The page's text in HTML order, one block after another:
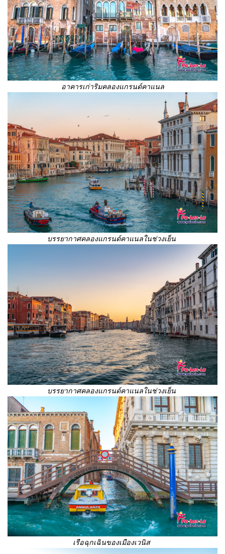
อาคารเก่าริมคลองแกรนด์คาแนล
บรรยากาศคลองแกรนด์คาแนลในช่วงเย็น
บรรยากาศคลองแกรนด์คาแนลในช่วงเย็น
เรือฉุกเฉินของเมืองเวนิส